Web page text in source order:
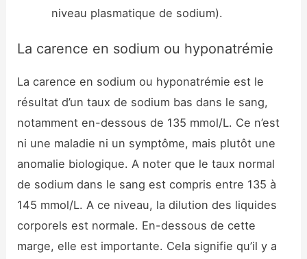
niveau plasmatique de sodium).
La carence en sodium ou hyponatrémie
La carence en sodium ou hyponatrémie est le
résultat d’un taux de sodium bas dans le sang,
notamment en-dessous de 135 mmol/L. Ce n’est
ni une maladie ni un symptôme, mais plutôt une
anomalie biologique. A noter que le taux normal
de sodium dans le sang est compris entre 135 à
145 mmol/L. A ce niveau, la dilution des liquides
corporels est normale. En-dessous de cette
marge, elle est importante. Cela signifie qu’il y a